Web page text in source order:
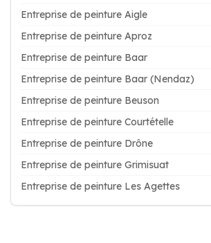
Entreprise de peinture Aigle
Entreprise de peinture Aproz
Entreprise de peinture Baar
Entreprise de peinture Baar (Nendaz)
Entreprise de peinture Beuson
Entreprise de peinture Courtételle
Entreprise de peinture Drône
Entreprise de peinture Grimisuat
Entreprise de peinture Les Agettes